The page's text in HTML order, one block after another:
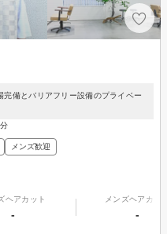
備とバリアフリー設備のプライベー
メンズ歓迎
ヘアカット
-
メンズヘアカラ
-